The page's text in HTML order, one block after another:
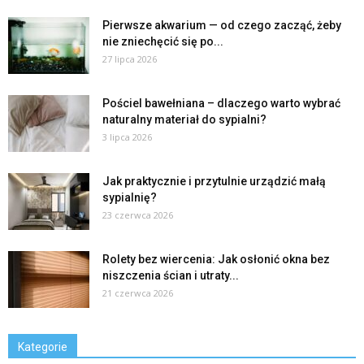
Pierwsze akwarium — od czego zacząć, żeby
nie zniechęcić się po...
27 lipca 2026
Pościel bawełniana – dlaczego warto wybrać
naturalny materiał do sypialni?
3 lipca 2026
Jak praktycznie i przytulnie urządzić małą
sypialnię?
23 czerwca 2026
Rolety bez wiercenia: Jak osłonić okna bez
niszczenia ścian i utraty...
21 czerwca 2026
Kategorie